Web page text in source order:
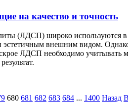
на качество и точность
(ЛДСП) широко используются в
эстетичным внешним видом.
ЛДСП необходимо учитывать
680 681 682 683 684 ... 1400 Назад